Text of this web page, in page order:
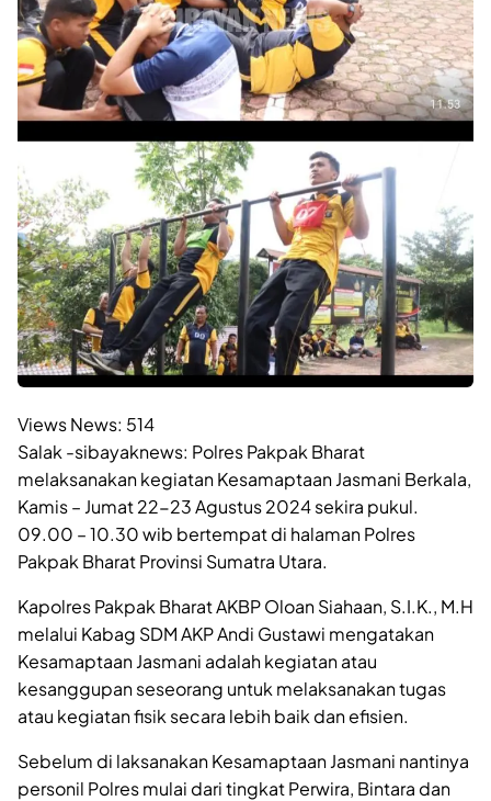
Views News: 514
Salak -sibayaknews: Polres Pakpak Bharat
melaksanakan kegiatan Kesamaptaan Jasmani Berkala,
Kamis – Jumat 22-23 Agustus 2024 sekira pukul.
09.00 – 10.30 wib bertempat di halaman Polres
Pakpak Bharat Provinsi Sumatra Utara.
Kapolres Pakpak Bharat AKBP Oloan Siahaan, S.I.K., M.H
melalui Kabag SDM AKP Andi Gustawi mengatakan
Kesamaptaan Jasmani adalah kegiatan atau
kesanggupan seseorang untuk melaksanakan tugas
atau kegiatan fisik secara lebih baik dan efisien.
Sebelum di laksanakan Kesamaptaan Jasmani nantinya
personil Polres mulai dari tingkat Perwira, Bintara dan